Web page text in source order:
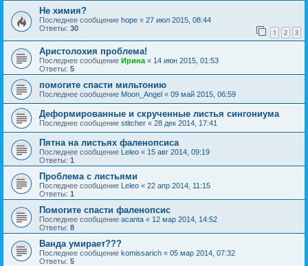
Не химия?
Последнее сообщение hope « 27 июл 2015, 08:44
Ответы: 30 1 2 3
Аристолохия проблема!
Последнее сообщение Ирина « 14 июн 2015, 01:53
Ответы: 5
помогите спасти мильтонию
Последнее сообщение Moon_Angel « 09 май 2015, 06:59
Деформированные и скрученные листья сингониума
Последнее сообщение stitcher « 28 дек 2014, 17:41
Пятна на листьях фаленопсиса
Последнее сообщение Leleo « 15 авг 2014, 09:19
Ответы: 1
Проблема с листьями
Последнее сообщение Leleo « 22 апр 2014, 11:15
Ответы: 1
Помогите спасти фаленопсис
Последнее сообщение acanta « 12 мар 2014, 14:52
Ответы: 8
Ванда умирает???
Последнее сообщение komissarich « 05 мар 2014, 07:32
Ответы: 5